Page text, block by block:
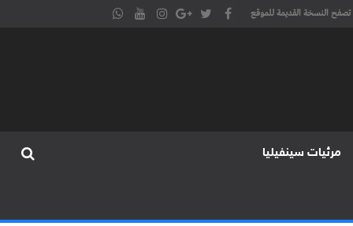
تصفح النسخة القديمة للموقع
مرئيات سينفيليا